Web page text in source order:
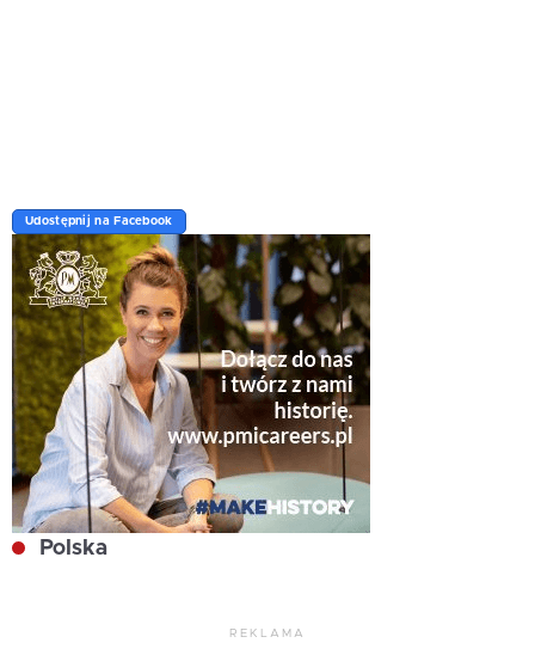
Udostępnij na Facebook
Polska
REKLAMA